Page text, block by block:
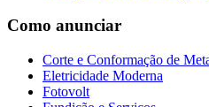
Como anunciar
Corte e Conformação de
Eletricidade Moderna
Fotovolt